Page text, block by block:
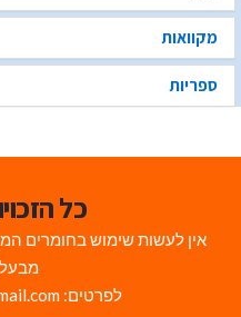
מקוואות
ספריות
כל
אין לעשות שימוש בחומרים
לפרטים: Avihai.ZoomAt@gmail.com